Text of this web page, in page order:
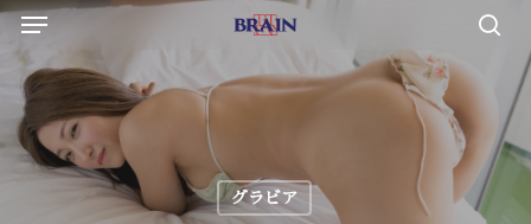
Skip
main
content
Menu
グラビア